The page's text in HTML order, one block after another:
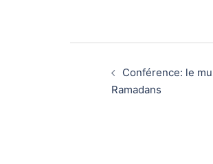
d’articleConférence: le
Ramadans